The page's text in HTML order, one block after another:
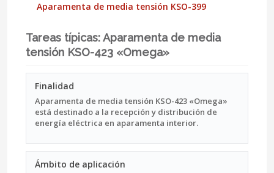
Aparamenta de media tensión KSO-399
Tareas típicas: Aparamenta de media
tensión KSO-423 «Omega»
Finalidad
Aparamenta de media tensión KSO-423 «Omega»
está destinado a la recepción y distribución de
energía eléctrica en aparamenta interior.
Ámbito de aplicación